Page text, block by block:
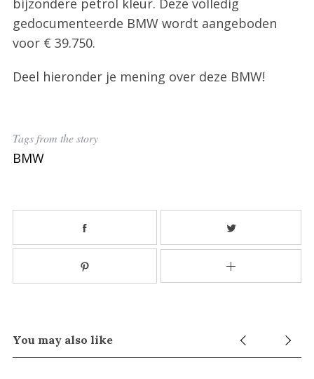
gedocumenteerde BMW wordt aangeboden
voor € 39.750.
Deel hieronder je mening over deze BMW!
Tags from the story
BMW
You may also like
S